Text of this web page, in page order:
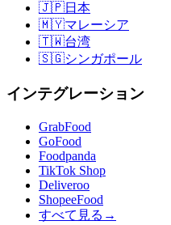
🇯🇵日本
🇲🇾マレーシア
🇹🇼台湾
🇸🇬シンガポール
インテグレーション
GrabFood
GoFood
Foodpanda
TikTok Shop
Deliveroo
ShopeeFood
すべて見る →